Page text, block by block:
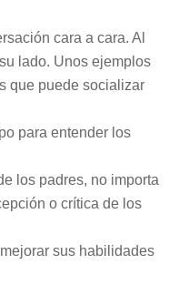
cara a cara. Al
lado. Unos ejemplos
que puede socializar
para entender los
los padres, no importa
o crítica de los
sus habilidades